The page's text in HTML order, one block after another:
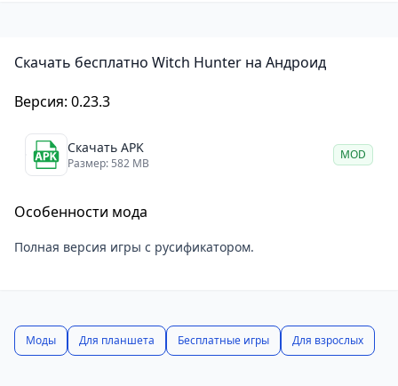
смогут насладиться сюжетом без языковых
Гибкость прохождения: вы можете воспользоваться
читами, чтобы быстрее открыть галерею или
решить сложные задачи.
мобильных устройств, что делает её
привлекательной для широкой аудитории. Если у
преодолеть любые преграды.
Скачать бесплатно Witch Hunter на Андроид
Версия: 0.23.3
Скачать APK
Размер: 582 MB
MOD
Особенности мода
Полная версия игры с русификатором.
Моды Для планшета Бесплатные игры Для взрослых